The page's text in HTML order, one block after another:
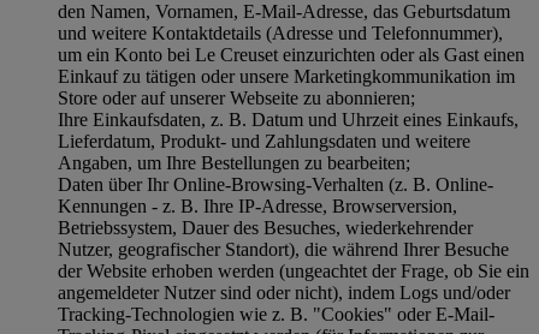
den Namen, Vornamen, E-Mail-Adresse, das Geburtsdatum
und weitere Kontaktdetails (Adresse und Telefonnummer),
um ein Konto bei Le Creuset einzurichten oder als Gast einen
Einkauf zu tätigen oder unsere Marketingkommunikation im
Store oder auf unserer Webseite zu abonnieren;
Ihre Einkaufsdaten, z. B. Datum und Uhrzeit eines Einkaufs,
Lieferdatum, Produkt- und Zahlungsdaten und weitere
Angaben, um Ihre Bestellungen zu bearbeiten;
Daten über Ihr Online-Browsing-Verhalten (z. B. Online-
Kennungen - z. B. Ihre IP-Adresse, Browserversion,
Betriebssystem, Dauer des Besuches, wiederkehrender
Nutzer, geografischer Standort), die während Ihrer Besuche
der Website erhoben werden (ungeachtet der Frage, ob Sie ein
angemeldeter Nutzer sind oder nicht), indem Logs und/oder
Tracking-Technologien wie z. B. "Cookies" oder E-Mail-